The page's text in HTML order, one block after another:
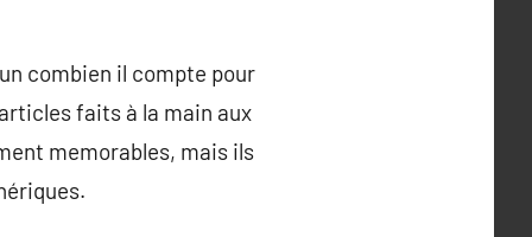
combien il compte pour
faits à la main aux
memorables, mais ils